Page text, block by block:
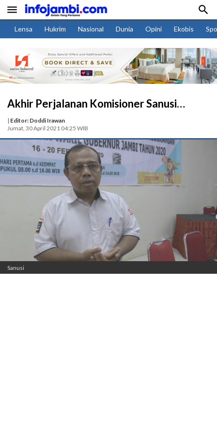
 
Lensa Hukrim Nasional Dunia Opini Ekobis
Akhir Perjalanan Komisioner Sanusi…
| Editor: Doddi Irawan
Jumat, 30 April 2021 04:25 WIB
Sanusi